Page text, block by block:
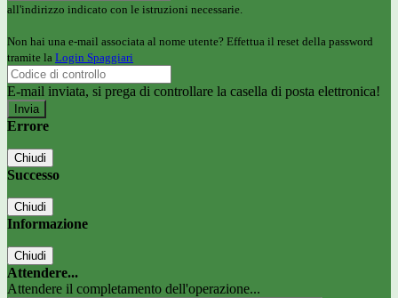
all'indirizzo indicato con le istruzioni necessarie.
Non hai una e-mail associata al nome utente? Effettua il reset della password
tramite la Login Spaggiari
E-mail inviata, si prega di controllare la casella di posta elettronica!
Errore
Chiudi
Successo
Chiudi
Informazione
Chiudi
Attendere...
Attendere il completamento dell'operazione...